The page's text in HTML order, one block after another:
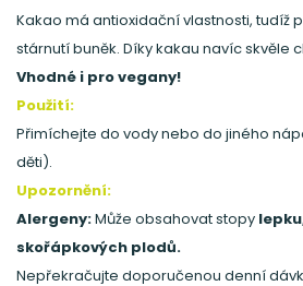
Kakao má antioxidační vlastnosti, tudíž
stárnutí buněk. Díky kakau navíc skvěle
Vhodné i pro vegany!
Použití:
Přimíchejte do vody nebo do jiného
děti).
Upozornění:
Alergeny:Může obsahovat stopy
skořápkových plodů.
Nepřekračujte doporučenou denní